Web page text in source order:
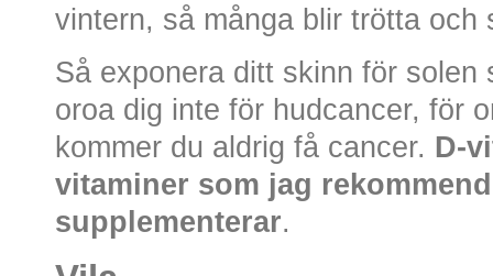
vintern, så många blir trötta och
Så exponera ditt skinn för
oroa dig inte för hudcancer, för
kommer du aldrig få cancer. D-
vitaminer som jag
supplementerar.